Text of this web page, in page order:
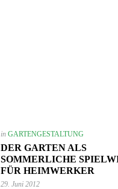
in GARTENGESTALTUNG
DER GARTEN ALS
SOMMERLICHE
FÜR HEIMWERKER
29. Juni 2012